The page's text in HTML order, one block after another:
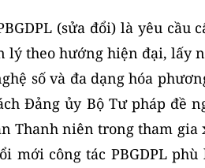
(sửa đổi) là yêu cầu
lý theo hướng hiện đại, lấy
số và đa dạng hóa
Đảng ủy Bộ Tư pháp đề
Thanh niên trong tham gia
mới công tác PBGDPL